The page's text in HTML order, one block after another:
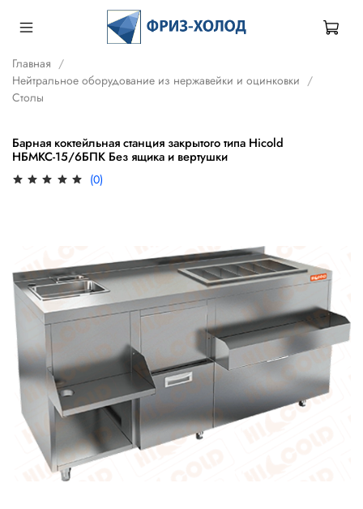
Главная
Нейтральное оборудование из нержавейки и оцинковки
Столы
Барная коктейльная станция закрытого типа Hicold
НБМКС-15/6БПК Без ящика и вертушки
(0)